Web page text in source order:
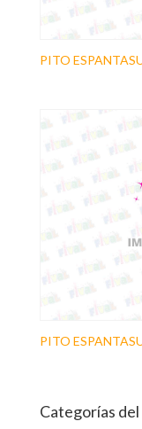
PITO
PITO
Categorías